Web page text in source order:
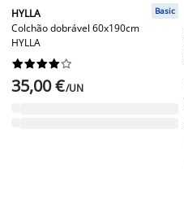
HYLLA
Colchão dobrável 60x190cm
HYLLA
Basic






35,00 €/UN